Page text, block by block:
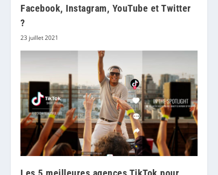
Facebook, Instagram, YouTube et Twitter
?
23 juillet 2021